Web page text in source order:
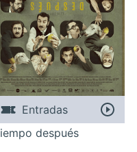
Entradas
después